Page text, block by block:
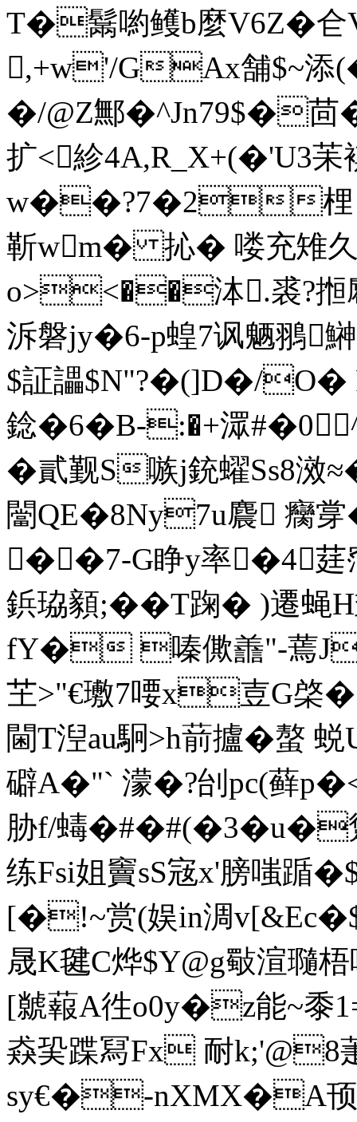
T�鬗喲鳠b麼V6Z�仺
,+w'/GAx舗$~添
�/@Z鄦�^Jn79$�茴
扩<紾4A,R_X+(�'U3
w��?7�2梩Ｑ�
靳wm� 抋� 喽充雉
o><��泍.裘?搄
泝磐jy�6-p蝗7讽魉翵
$証讄$N"?�(]D�/O�
錜�6�B-:�+潀
�貳觐S嗾j銃蠗Ss8
闣QE�8Ny7u麎 癵牚
��7‐G睁y率�4莛
鋲珕顡;��T踘� )遷
fY� 嗪僛譱"-蔫J袦
芏>"€璷7喓x壴G棨
閫T湼au駉>h葥攎�
礔A�"` 濛�?刣pc(藓
胁f/蝳�#�#(�3�u�躗
练Fsi姐竇sS宼x'膀嗤踲
[�!~赏(娱in淍
晟K毽C烨$Y@g斀渲瓍
[ 虩蕔A徃o0y�z能~黍
猋巬蹀冩Fx 耐k;'@8
sy€�-nXMX�A顸